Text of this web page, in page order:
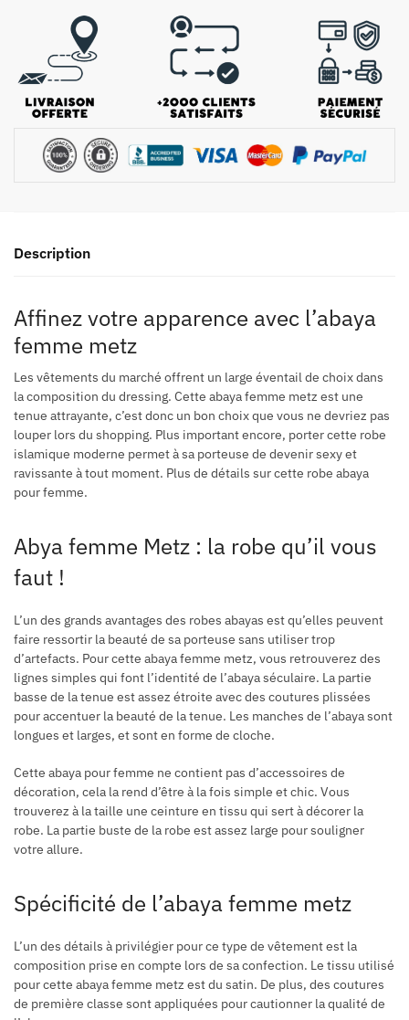
Description
Affinez votre apparence avec l’abaya
femme metz
Les vêtements du marché offrent un large éventail de choix dans
la composition du dressing. Cette abaya femme metz est une
tenue attrayante, c’est donc un bon choix que vous ne devriez pas
louper lors du shopping. Plus important encore, porter cette robe
islamique moderne permet à sa porteuse de devenir sexy et
ravissante à tout moment. Plus de détails sur cette robe abaya
pour femme.
Abya femme Metz : la robe qu’il vous
faut !
L’un des grands avantages des robes abayas est qu’elles peuvent
faire ressortir la beauté de sa porteuse sans utiliser trop
d’artefacts. Pour cette abaya femme metz, vous retrouverez des
lignes simples qui font l’identité de l’abaya séculaire. La partie
basse de la tenue est assez étroite avec des coutures plissées
pour accentuer la beauté de la tenue. Les manches de l’abaya sont
longues et larges, et sont en forme de cloche.
Cette abaya pour femme ne contient pas d’accessoires de
décoration, cela la rend d’être à la fois simple et chic. Vous
trouverez à la taille une ceinture en tissu qui sert à décorer la
robe. La partie buste de la robe est assez large pour souligner
votre allure.
Spécificité de l’abaya femme metz
L’un des détails à privilégier pour ce type de vêtement est la
composition prise en compte lors de sa confection. Le tissu utilisé
pour cette abaya femme metz est du satin. De plus, des coutures
de première classe sont appliquées pour cautionner la qualité de